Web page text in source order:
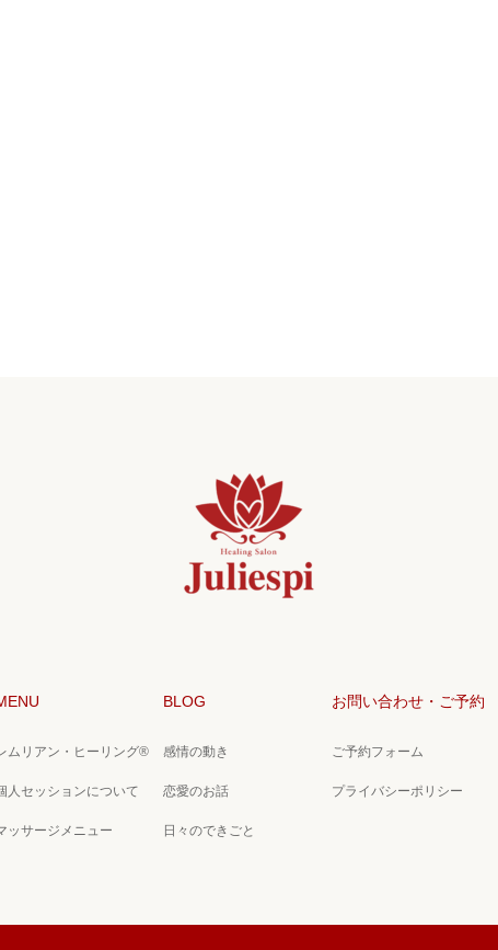
ムリアン・ヒーリング®
人セッションについて
ッサージメニュー
BLOG
感情の動き
恋愛のお話
日々のできごと
お問い合わせ・ご予約
ご予約フォーム
プライバシーポリシー